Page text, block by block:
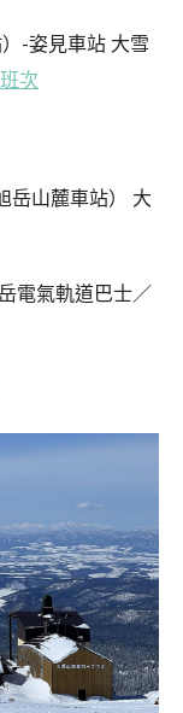
-姿見車站 大雪
次
岳山麓車站） 大
電氣軌道巴士／